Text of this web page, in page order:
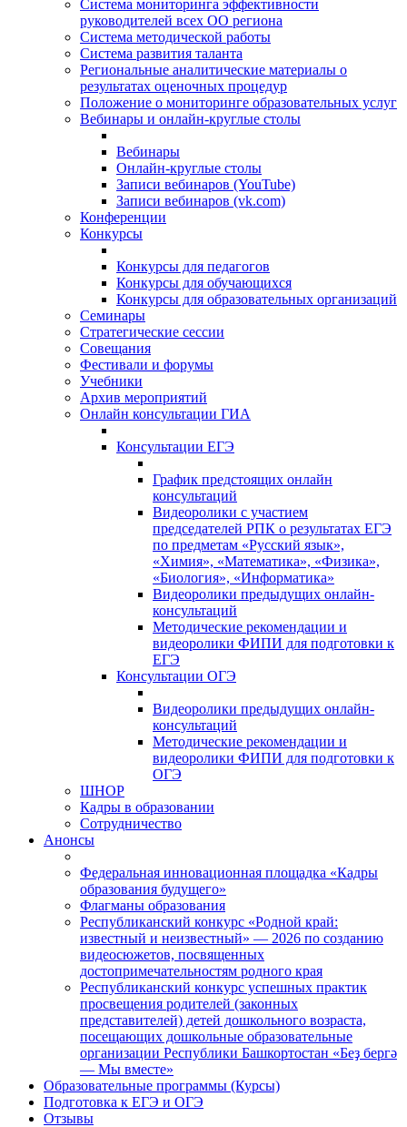
Система мониторинга эффективности
руководителей всех ОО региона
Система методической работы
Система развития таланта
Региональные аналитические материалы о
результатах оценочных процедур
Положение о мониторинге образовательных услуг
Вебинары и онлайн-круглые столы
Вебинары
Онлайн-круглые столы
Записи вебинаров (YouTube)
Записи вебинаров (vk.com)
Конференции
Конкурсы
Конкурсы для педагогов
Конкурсы для обучающихся
Конкурсы для образовательных организаций
Семинары
Стратегические сессии
Совещания
Фестивали и форумы
Учебники
Архив мероприятий
Онлайн консультации ГИА
Консультации ЕГЭ
График предстоящих онлайн
консультаций
Видеоролики с участием
председателей РПК о результатах ЕГЭ
по предметам «Русский язык»,
«Химия», «Математика», «Физика»,
«Биология», «Информатика»
Видеоролики предыдущих онлайн-
консультаций
Методические рекомендации и
видеоролики ФИПИ для подготовки к
ЕГЭ
Консультации ОГЭ
Видеоролики предыдущих онлайн-
консультаций
Методические рекомендации и
видеоролики ФИПИ для подготовки к
ОГЭ
ШНОР
Кадры в образовании
Сотрудничество
Анонсы
Федеральная инновационная площадка «Кадры
образования будущего»
Флагманы образования
Республиканский конкурс «Родной край:
известный и неизвестный» — 2026 по созданию
видеосюжетов, посвященных
достопримечательностям родного края
Республиканский конкурс успешных практик
просвещения родителей (законных
представителей) детей дошкольного возраста,
посещающих дошкольные образовательные
организации Республики Башкортостан «Беҙ бергә
— Мы вместе»
Образовательные программы (Курсы)
Подготовка к ЕГЭ и ОГЭ
Отзывы